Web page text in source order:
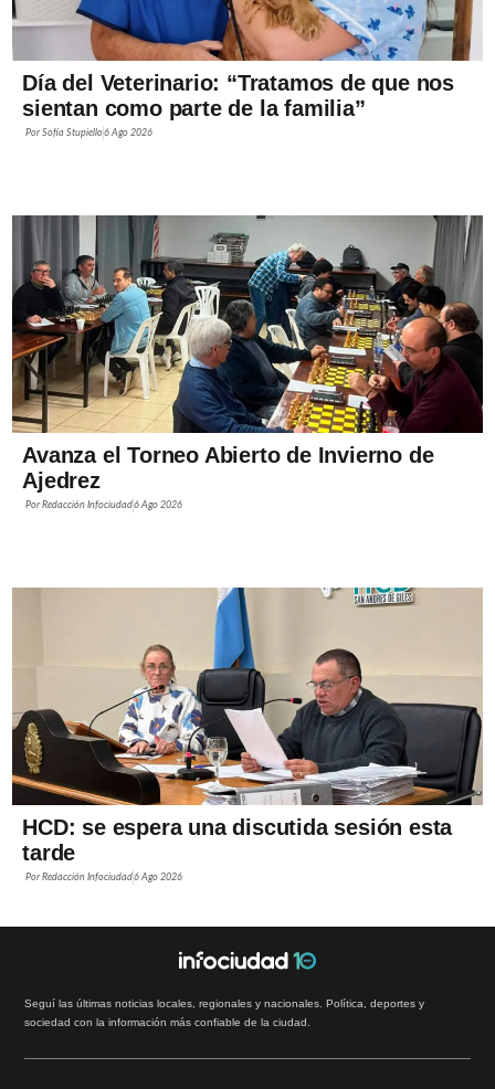
Día del Veterinario: “Tratamos de que nos
sientan como parte de la familia”
PorSofía Stupiello6 Ago 2026
Avanza el Torneo Abierto de Invierno de
Ajedrez
PorRedacción Infociudad6 Ago 2026
HCD: se espera una discutida sesión esta
tarde
PorRedacción Infociudad6 Ago 2026
Seguí las últimas noticias locales, regionales y nacionales. Política, deportes y
sociedad con la información más confiable de la ciudad.